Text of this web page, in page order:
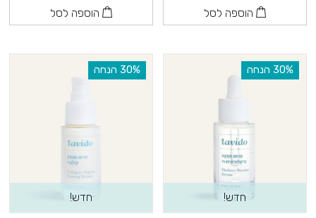
הוספה לסל הוספה לסל
‫30% הנחה
חדש!
‫30% הנחה
חדש!